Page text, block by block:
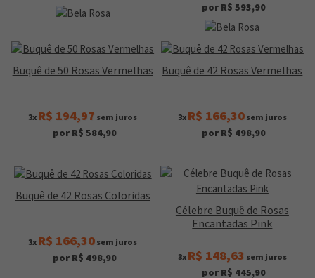
por R$ 593,90
Buquê de 50 Rosas Vermelhas
3x R$ 194,97 sem juros
por R$ 584,90
Buquê de 42 Rosas Vermelhas
3x R$ 166,30sem juros
por R$ 498,90
Buquê de 42 Rosas Coloridas
3x R$ 166,30 sem juros
por R$ 498,90
Célebre Buquê de Rosas
Encantadas Pink
3x R$ 148,63 sem juros
por R$ 445,90